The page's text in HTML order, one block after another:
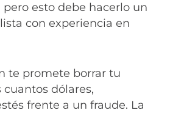
esto debe hacerlo un
con experiencia en
te promete borrar tu
dólares,
frente a un fraude. La